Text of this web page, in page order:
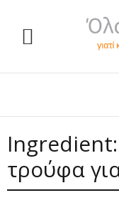
Ingredient:
τρούφα